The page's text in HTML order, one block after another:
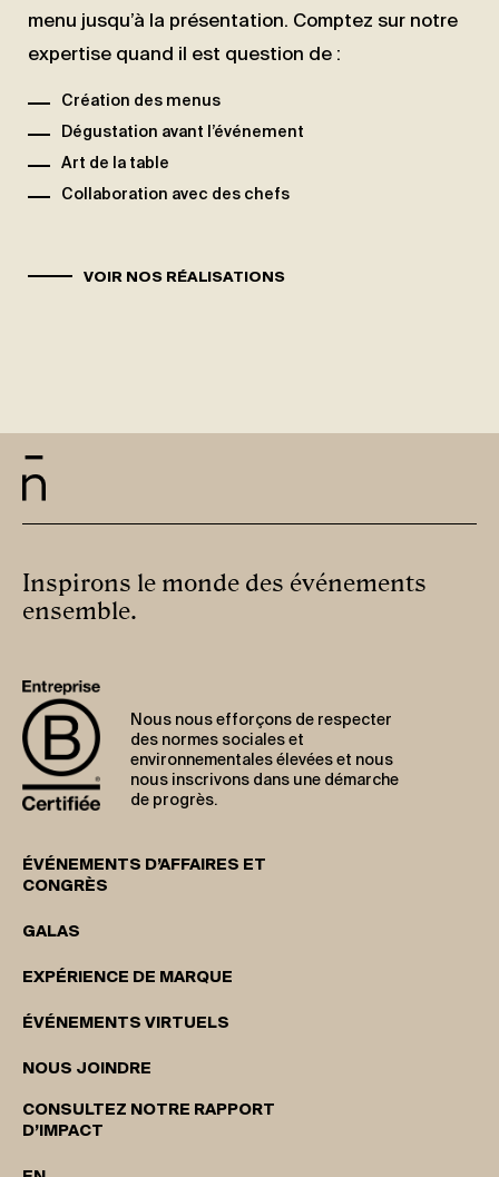
menu jusqu’à la présentation. Comptez sur notre
expertise quand il est question de :
Création des menus
Dégustation avant l’événement
Art de la table
Collaboration avec des chefs
VOIR NOS RÉALISATIONS
Inspirons le monde des événements
ensemble.
Nous nous efforçons de respecter
des normes sociales et
environnementales élevées et nous
nous inscrivons dans une démarche
de progrès.
ÉVÉNEMENTS D’AFFAIRES ET
CONGRÈS
GALAS
EXPÉRIENCE DE MARQUE
ÉVÉNEMENTS VIRTUELS
NOUS JOINDRE
CONSULTEZ NOTRE RAPPORT
D’IMPACT